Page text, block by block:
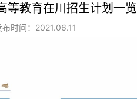
等教育在川招生计划一览
布时间：2021.06.11